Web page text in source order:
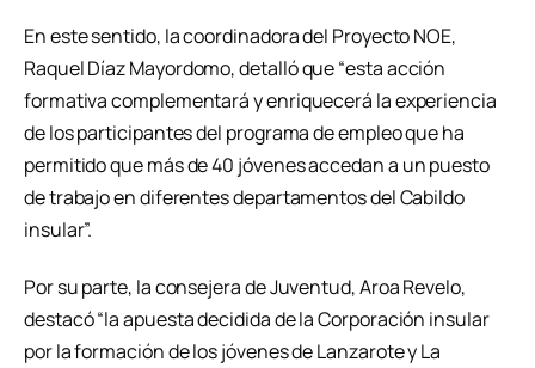
En este sentido, la coordinadora del Proyecto NOE,
Raquel Díaz Mayordomo, detalló que “esta acción
formativa complementará y enriquecerá la experiencia
de los participantes del programa de empleo que ha
permitido que más de 40 jóvenes accedan a un puesto
de trabajo en diferentes departamentos del Cabildo
insular”.
Por su parte, la consejera de Juventud, Aroa Revelo,
destacó “la apuesta decidida de la Corporación insular
por la formación de los jóvenes de Lanzarote y La